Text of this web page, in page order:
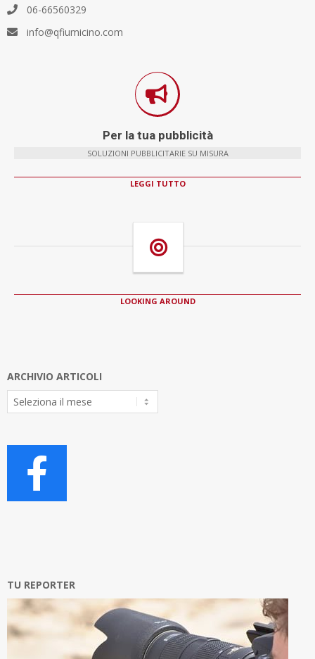
06-66560329
info@qfiumicino.com
Per la tua pubblicità
SOLUZIONI PUBBLICITARIE SU MISURA
LEGGI TUTTO
LOOKING AROUND
ARCHIVIO ARTICOLI
Archivio
Articoli
TU REPORTER